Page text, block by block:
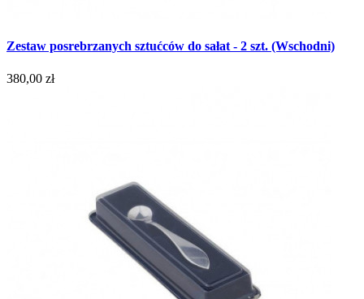
Zestaw posrebrzanych sztućców do sałat - 2 szt. (Wschodni)
380,00 zł